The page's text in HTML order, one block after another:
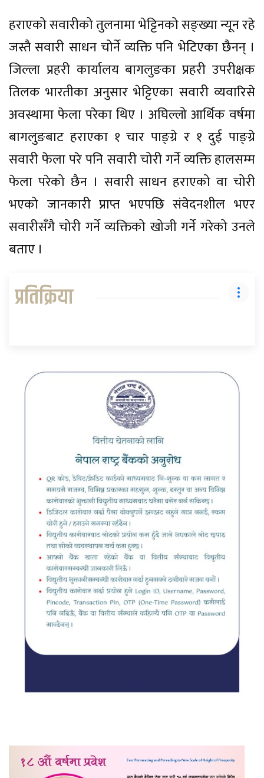
हराएको सवारीको तुलनामा भेट्टिनको सङ्ख्या न्यून रहे
जस्तै सवारी साधन चोर्ने व्यक्ति पनि भेटिएका छैनन् ।
जिल्ला प्रहरी कार्यालय बागलुङका प्रहरी उपरीक्षक
तिलक भारतीका अनुसार भेट्टिएका सवारी व्यवारिसे
अवस्थामा फेला परेका थिए । अघिल्लो आर्थिक वर्षमा
बागलुङबाट हराएका १ चार पाङ्ग्रे र १ दुई पाङ्ग्रे
सवारी फेला परे पनि सवारी चोरी गर्ने व्यक्ति हालसम्म
फेला परेको छैन । सवारी साधन हराएको वा चोरी
भएको जानकारी प्राप्त भएपछि संवेदनशील भएर
सवारीसँगै चोरी गर्ने व्यक्तिको खोजी गर्ने गरेको उनले
बताए ।
प्रतिक्रिया